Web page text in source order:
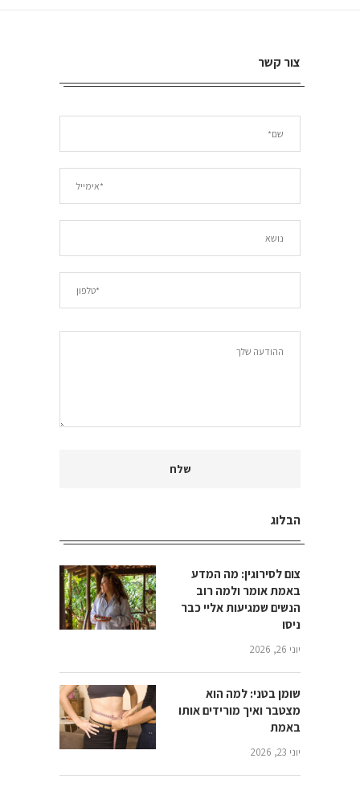
צור קשר
הבלוג
צום לסירוגין: מה המדע
באמת אומר ולמה רוב
הנשים שמגיעות אליי כבר
ניסו
יוני 26, 2026
שומן בטני: למה הוא
מצטבר ואיך מורידים אותו
באמת
יוני 23, 2026